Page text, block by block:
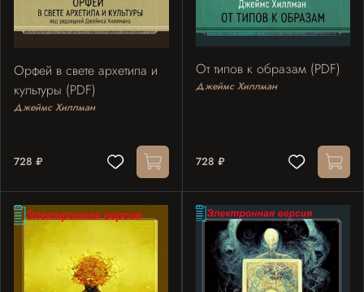
Орфей в свете архетипа и
культуры (PDF)
Джеймс Хиллман
728 ₽
От типов к образам (PDF)
Джеймс Хиллман
728 ₽